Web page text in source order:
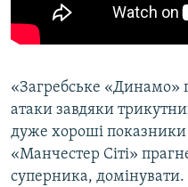
«Загребське «Динамо»
атаки завдяки
дуже хороші показники
«Манчестер Сіті»
суперника, домінувати.